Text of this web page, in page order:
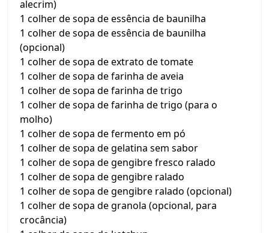
alecrim)
1 colher de sopa de essência de baunilha
1 colher de sopa de essência de baunilha
(opcional)
1 colher de sopa de extrato de tomate
1 colher de sopa de farinha de aveia
1 colher de sopa de farinha de trigo
1 colher de sopa de farinha de trigo (para o
molho)
1 colher de sopa de fermento em pó
1 colher de sopa de gelatina sem sabor
1 colher de sopa de gengibre fresco ralado
1 colher de sopa de gengibre ralado
1 colher de sopa de gengibre ralado (opcional)
1 colher de sopa de granola (opcional, para
crocância)